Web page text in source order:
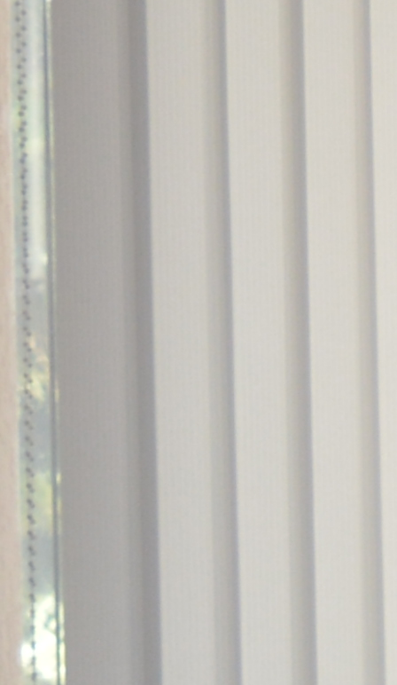
Rapoarte
Inițiative în derulare
Inițiative desfășurate
Manual de proceduri
Note & poziții​
Organigrama IDIS
Anunțuri
Politici regionale
Bunele practici
Laborator sociometric
Transparența guvernării locale
People Watch
Proces democratic
Agenda Națională de Business
15 minute de realism economic
Trend Hunter
Buletin EU-STRAT
Aplică la BUNELE PRACTICI
Transparența întreprinderilor de stat
Cele mai bune și cele mai proaste politici locale din
Moldova
Democrația, independența și transparența instituțiilor
publice-cheie din Moldova
Achiziții publice